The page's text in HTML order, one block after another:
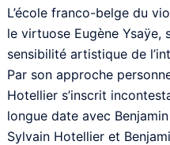
L’école franco-belge du
le virtuose Eugène Ysaÿe,
sensibilité artistique de
Par son approche
Hotellier s’inscrit
longue date avec
Sylvain Hotellier et